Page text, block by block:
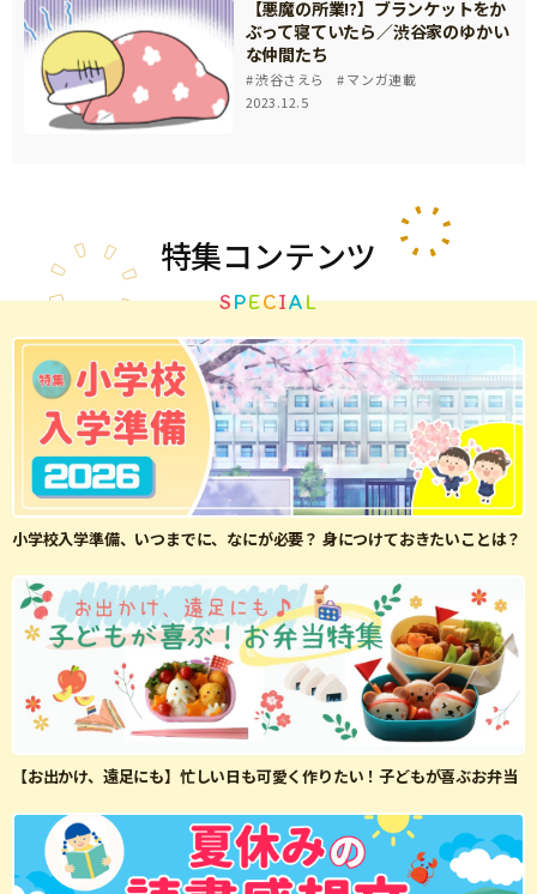
【悪魔の所業!?】ブランケットをか
ぶって寝ていたら／渋谷家のゆかい
な仲間たち
渋谷さえら
マンガ連載
2023.12.5
特集コンテンツ
SPECIAL
小学校入学準備、いつまでに、なにが必要？ 身につけておきたいことは？
【お出かけ、遠足にも】忙しい日も可愛く作りたい！子どもが喜ぶお弁当